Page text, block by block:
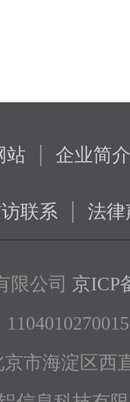
站 | 企业简介
联系 | 法律
限公司 京ICP
市海淀区西